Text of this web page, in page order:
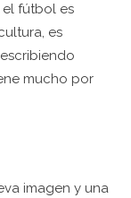
fútbol es
es
mucho por
imagen y una